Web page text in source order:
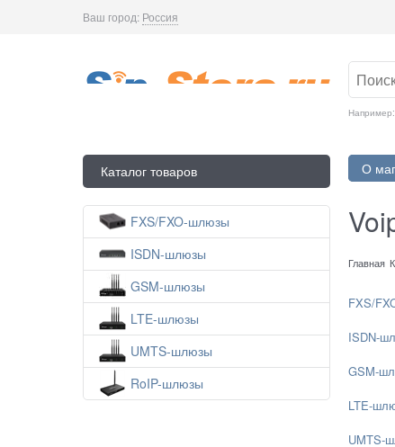
Ваш город: Россия
Например:
Каталог товаров О
FXS/FXO-шлюзы
ISDN-шлюзы
GSM-шлюзы
LTE-шлюзы
UMTS-шлюзы
RoIP-шлюзы
Главная
FXS/
ISDN-
GSM-
LTE-
UMTS-